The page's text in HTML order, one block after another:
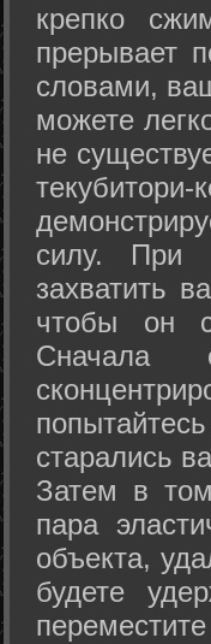
крепко
прерывает
словами,
можете
не
силу. При
захватить
чтобы он
Сначала
старались
Затем в
пара
объекта,
будете